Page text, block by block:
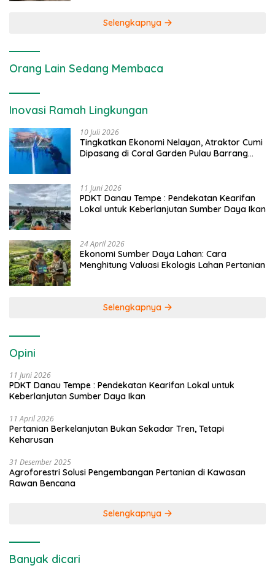
Selengkapnya
Orang Lain Sedang Membaca
Inovasi Ramah Lingkungan
10 Juli 2026
Tingkatkan Ekonomi Nelayan, Atraktor Cumi
Dipasang di Coral Garden Pulau Barrang
11 Juni 2026
PDKT Danau Tempe : Pendekatan Kearifan
Lokal untuk Keberlanjutan Sumber Daya Ikan
24 April 2026
Ekonomi Sumber Daya Lahan: Cara
Menghitung Valuasi Ekologis Lahan Pertanian
Selengkapnya
Opini
11 Juni 2026
PDKT Danau Tempe : Pendekatan Kearifan Lokal untuk
Keberlanjutan Sumber Daya Ikan
11 April 2026
Pertanian Berkelanjutan Bukan Sekadar Tren, Tetapi
Keharusan
31 Desember 2025
Agroforestri Solusi Pengembangan Pertanian di Kawasan
Rawan Bencana
Selengkapnya
Banyak dicari